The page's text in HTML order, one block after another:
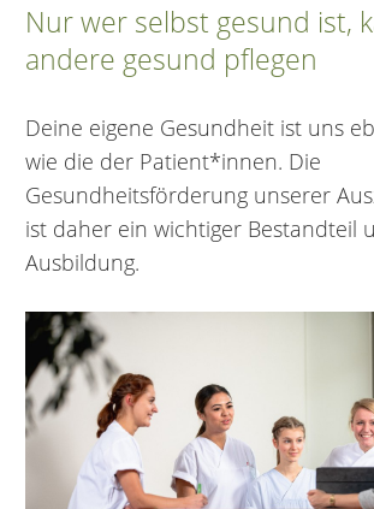
Nur wer selbst gesund ist,
andere gesund pflegen
Deine eigene Gesundheit ist uns
wie die der Patient*innen. Die
Gesundheitsförderung unserer
ist daher ein wichtiger Bestandteil
Ausbildung.